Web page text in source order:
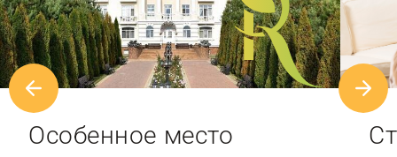
Особенное место